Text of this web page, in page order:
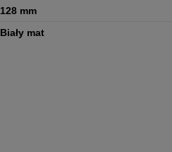
128 mm
Biały mat